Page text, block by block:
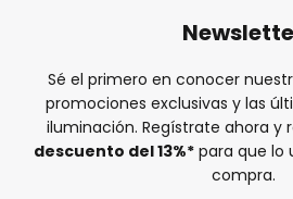
Sé el primero en conocer
promociones exclusivas y las
iluminación. Regístrate ahora y
descuento del13%* para que lo
compra.